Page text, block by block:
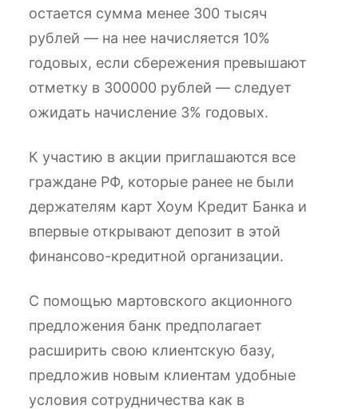
остается сумма менее 300 тысяч
рублей — на нее начисляется 10%
годовых, если сбережения превышают
отметку в 300000 рублей — следует
ожидать начисление 3% годовых.
К участию в акции приглашаются все
граждане РФ, которые ранее не были
держателям карт Хоум Кредит Банка и
впервые открывают депозит в этой
финансово-кредитной организации.
С помощью мартовского акционного
предложения банк предполагает
расширить свою клиентскую базу,
предложив новым клиентам удобные
условия сотрудничества как в